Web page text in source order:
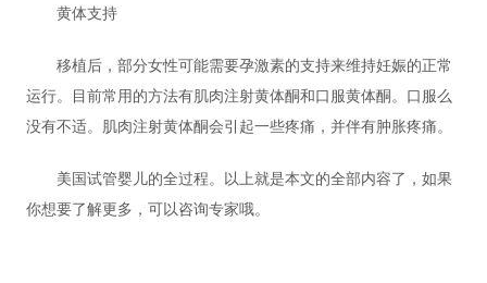
黄体支持
移植后，部分女性可能需要孕激素的支持来维持妊娠的正常
运行。目前常用的方法有肌肉注射黄体酮和口服黄体酮。口服么
没有不适。肌肉注射黄体酮会引起一些疼痛，并伴有肿胀疼痛。
美国试管婴儿的全过程。以上就是本文的全部内容了，如果
你想要了解更多，可以咨询专家哦。